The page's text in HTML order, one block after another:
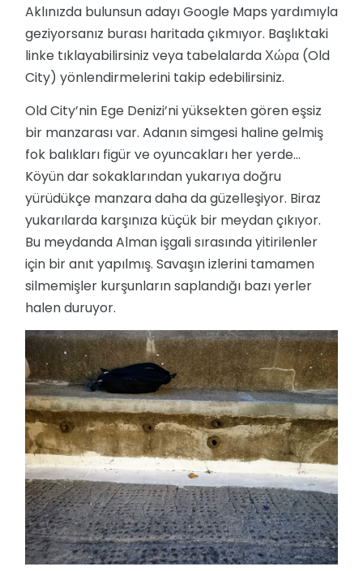
Aklınızda bulunsun adayı Google Maps yardımıyla
geziyorsanız burası haritada çıkmıyor. Başlıktaki
linke tıklayabilirsiniz veya tabelalarda Χώρα (Old
City) yönlendirmelerini takip edebilirsiniz.
Old City’nin Ege Denizi’ni yüksekten gören eşsiz
bir manzarası var. Adanın simgesi haline gelmiş
fok balıkları figür ve oyuncakları her yerde...
Köyün dar sokaklarından yukarıya doğru
yürüdükçe manzara daha da güzelleşiyor. Biraz
yukarılarda karşınıza küçük bir meydan çıkıyor.
Bu meydanda Alman işgali sırasında yitirilenler
için bir anıt yapılmış. Savaşın izlerini tamamen
silmemişler kurşunların saplandığı bazı yerler
halen duruyor.